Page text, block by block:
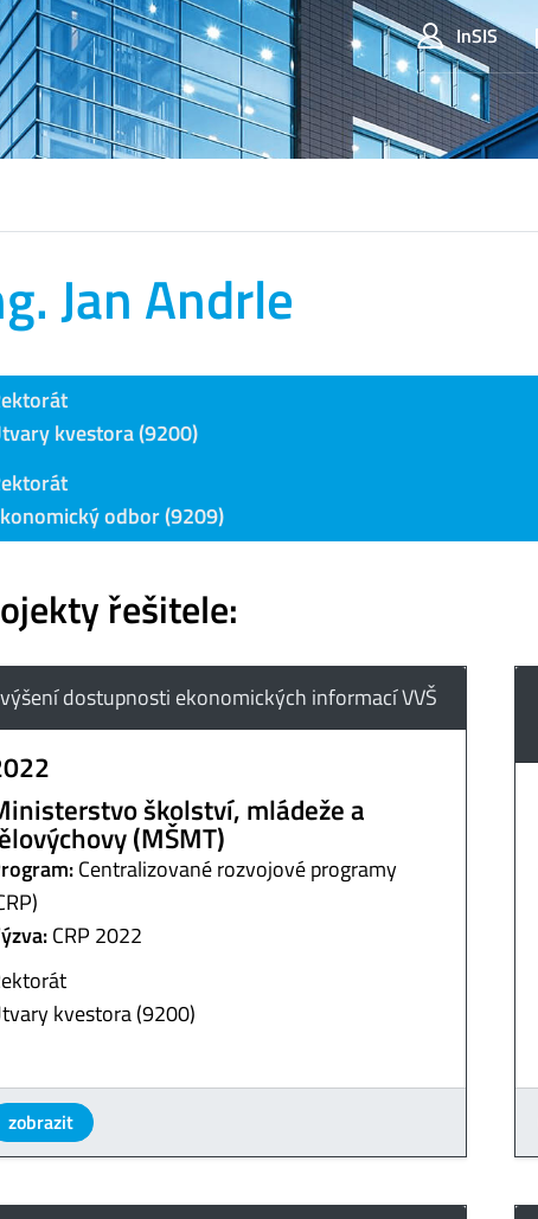
InSIS
Jan Andrle
kvestora (9200)
odbor (9209)
řešitele:
dostupnosti ekonomických informací VVŠ
školství, mládeže a
(MŠMT)
Centralizované rozvojové programy
CRP 2022
kvestora (9200)
zobrazit